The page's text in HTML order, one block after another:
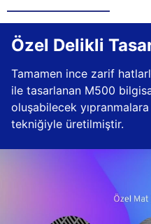
Özel Delikli
Tamamen ince zarif
ile tasarlanan M500
oluşabilecek
tekniğiyle üretilmiştir.